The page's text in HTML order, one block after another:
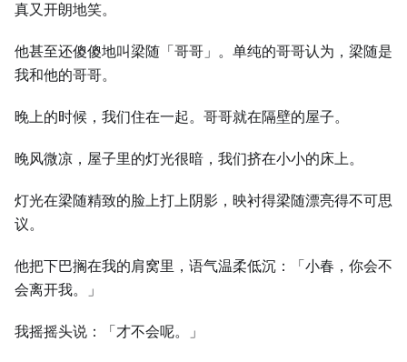
真又开朗地笑。
他甚至还傻傻地叫梁随「哥哥」。单纯的哥哥认为，梁随是
我和他的哥哥。
晚上的时候，我们住在一起。哥哥就在隔壁的屋子。
晚风微凉，屋子里的灯光很暗，我们挤在小小的床上。
灯光在梁随精致的脸上打上阴影，映衬得梁随漂亮得不可思
议。
他把下巴搁在我的肩窝里，语气温柔低沉：「小春，你会不
会离开我。」
我摇摇头说：「才不会呢。」